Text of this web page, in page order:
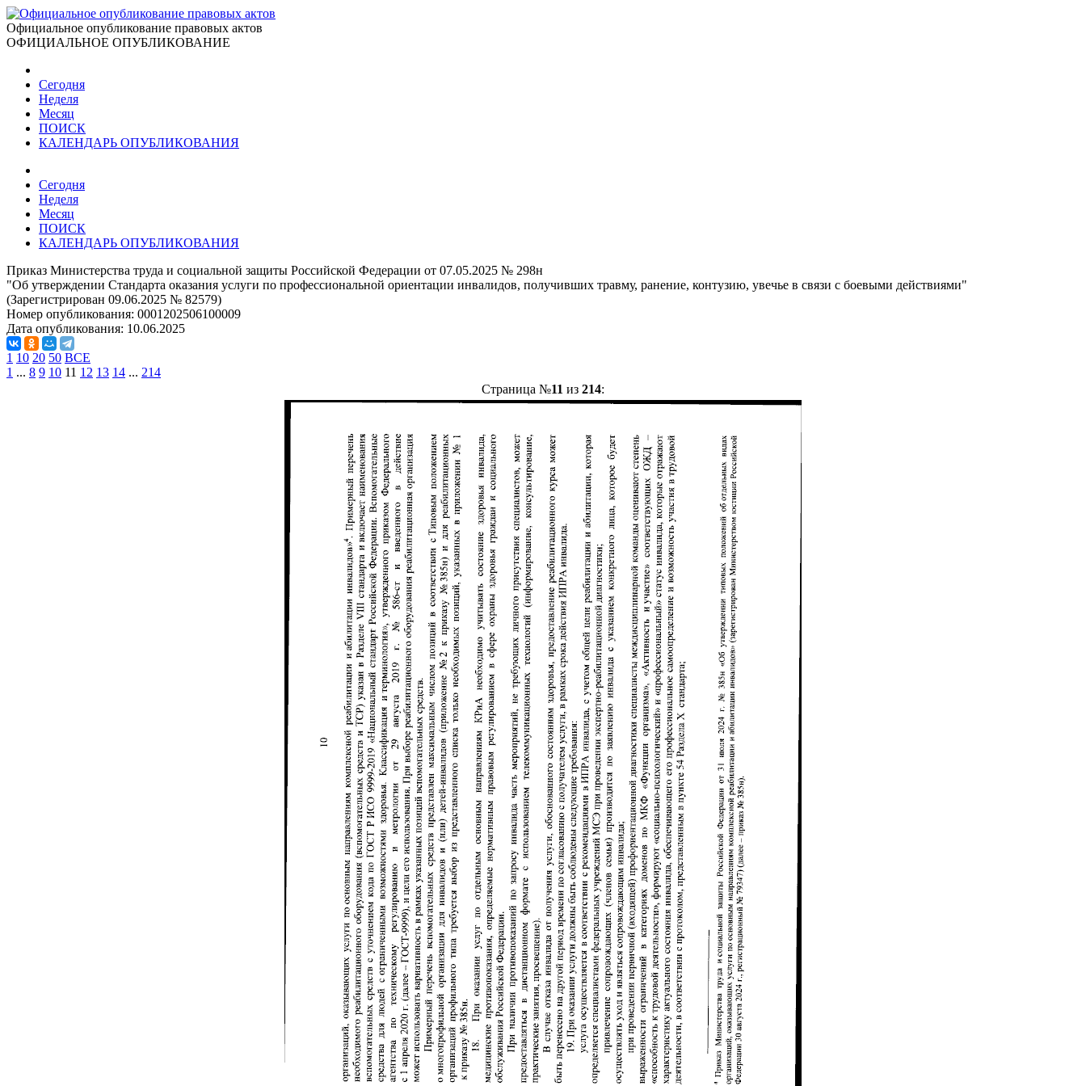
Официальное опубликование правовых актов
ОФИЦИАЛЬНОЕ ОПУБЛИКОВАНИЕ
Сегодня
Неделя
Месяц
ПОИСК
КАЛЕНДАРЬ ОПУБЛИКОВАНИЯ
Сегодня
Неделя
Месяц
ПОИСК
КАЛЕНДАРЬ ОПУБЛИКОВАНИЯ
Приказ Министерства труда и социальной защиты Российской Федерации от 07.05.2025 № 298н
"Об утверждении Стандарта оказания услуги по профессиональной ориентации инвалидов, получивших травму, ранение, контузию, увечье в связи с боевыми действиями"
(Зарегистрирован 09.06.2025 № 82579)
Номер опубликования: 0001202506100009
Дата опубликования: 10.06.2025
1 10 20 50 ВСЕ
1 ... 8 9 10 11 12 13 14 ... 214
Страница №11 из 214: